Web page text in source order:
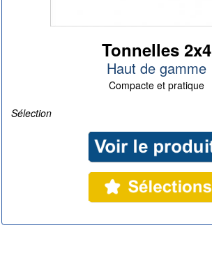
Tonnelles 2x4
Haut de gamme
Compacte et pratique
Sélection